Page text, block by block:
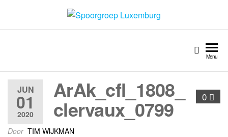
Spoorgroep Luxemburg
Menu
JUN
01
2020
0
ArAk_cfl_1808_
clervaux_0799
Door TIM WIJKMAN